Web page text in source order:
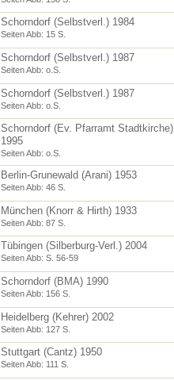
Schorndorf (Selbstverl.) 1984
Seiten Abb: 15 S.
Schorndorf (Selbstverl.) 1987
Seiten Abb: o.S.
Schorndorf (Selbstverl.) 1987
Seiten Abb: o.S.
Schorndorf (Ev. Pfarramt Stadtkirche)
1995
Seiten Abb: o.S.
Berlin-Grunewald (Arani) 1953
Seiten Abb: 46 S.
München (Knorr & Hirth) 1933
Seiten Abb: 87 S.
Tübingen (Silberburg-Verl.) 2004
Seiten Abb: S. 56-59
Schorndorf (BMA) 1990
Seiten Abb: 156 S.
Heidelberg (Kehrer) 2002
Seiten Abb: 127 S.
Stuttgart (Cantz) 1950
Seiten Abb: 111 S.